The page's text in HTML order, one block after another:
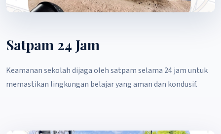
Satpam 24 Jam
Keamanan sekolah dijaga oleh satpam selama 24 jam untuk
memastikan lingkungan belajar yang aman dan kondusif.